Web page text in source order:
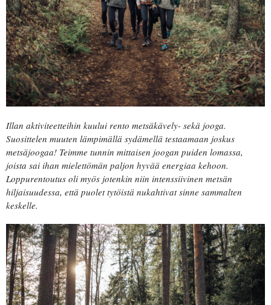
Illan aktiviteetteihin kuului rento metsäkävely- sekä jooga.
Suosittelen muuten lämpimällä sydämellä testaamaan joskus
metsäjoogaa! Teimme tunnin mittaisen joogan puiden lomassa,
joista sai ihan mielettömän paljon hyvää energiaa kehoon.
Loppurentoutus oli myös jotenkin niin intenssiivinen metsän
hiljaisuudessa, että puolet tytöistä nukahtivat sinne sammalten
keskelle.